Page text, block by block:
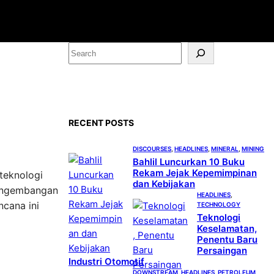
ini
S
e
RECENT POSTS
DISCOURSES HEADLINES MINERAL MINING
Bahlil Luncurkan 10 Buku
Rekam Jejak Kepemimpinan
dan Kebijakan
HEADLINES
TECHNOLOGY
Teknologi
Keselamatan,
Penentu Baru
Persaingan
Industri Otomotif
DOWNSTREAM HEADLINES PETROLEUM